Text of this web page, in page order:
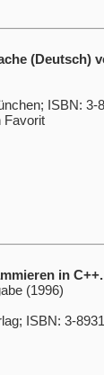
(Deutsch)
ISBN: 3-
Favorit
in
(1996)
ISBN: 3-